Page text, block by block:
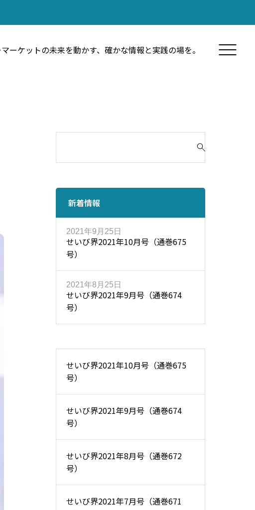
ーケットの未来を動かす、確かな情報と実践の場を。
対
:
新着情報
せいび界2021年10月号（通巻675
号）
2021年9月25日
せいび界2021年9月号（通巻674
号）
2021年8月25日
せいび界2021年10月号（通巻675
号）
せいび界2021年9月号（通巻674
号）
せいび界2021年8月号（通巻672
号）
せいび界2021年7月号（通巻671